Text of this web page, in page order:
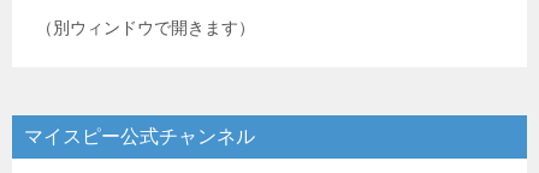
（別ウィンドウで開きます）
マイスピー公式チャンネル